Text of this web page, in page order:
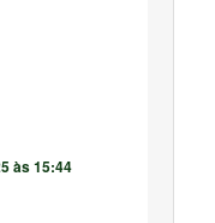
às 15:44